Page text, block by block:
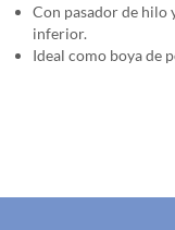
Con pasador de hilo
inferior.
Ideal como boya de